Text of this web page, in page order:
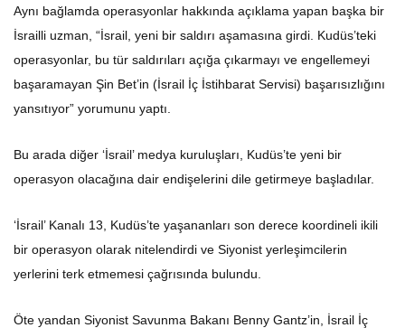
Aynı bağlamda operasyonlar hakkında açıklama yapan başka bir
İsrailli uzman, “İsrail, yeni bir saldırı aşamasına girdi. Kudüs’teki
operasyonlar, bu tür saldırıları açığa çıkarmayı ve engellemeyi
başaramayan Şin Bet’in (İsrail İç İstihbarat Servisi) başarısızlığını
yansıtıyor” yorumunu yaptı.
Bu arada diğer ‘İsrail’ medya kuruluşları, Kudüs’te yeni bir
operasyon olacağına dair endişelerini dile getirmeye başladılar.
‘İsrail’ Kanalı 13, Kudüs’te yaşananları son derece koordineli ikili
bir operasyon olarak nitelendirdi ve Siyonist yerleşimcilerin
yerlerini terk etmemesi çağrısında bulundu.
Öte yandan Siyonist Savunma Bakanı Benny Gantz’in, İsrail İç